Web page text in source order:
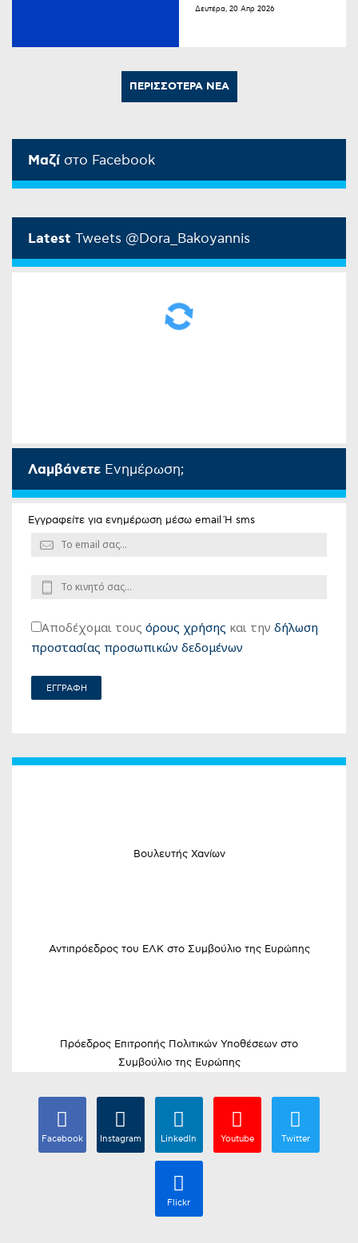
Δευτέρα, 20 Απρ 2026
ΠΕΡΙΣΣΟΤΕΡΑ ΝΕΑ
Μαζίστο Facebook
Latest Tweets @Dora_Bakoyannis
Λαμβάνετε Ενημέρωση;
Εγγραφείτε για ενημέρωση μέσω email Ή sms
Αποδέχομαι τους όρους χρήσης και την δήλωση
προστασίας προσωπικών δεδομένων
Βουλευτής Χανίων
Αντιπρόεδρος του ΕΛΚ στο Συμβούλιο της Ευρώπης
Πρόεδρος Επιτροπής Πολιτικών Υποθέσεων στο
Συμβούλιο της Ευρώπης
Facebook Instagram LinkedIn Youtube Twitter
Flickr